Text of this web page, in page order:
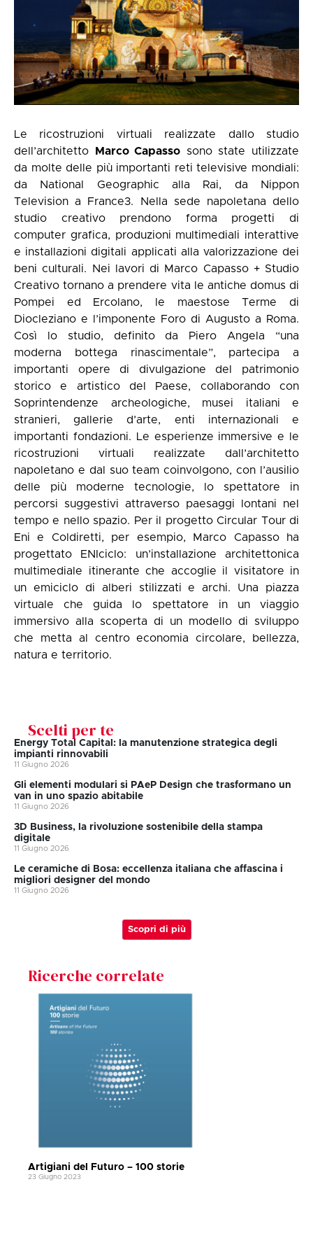
Le ricostruzioni virtuali realizzate dallo studio
dell’architetto
Marco Capasso sono state utilizzate
da molte delle più importanti reti televisive mondiali:
da National Geographic alla Rai, da Nippon
Television a France3. Nella sede napoletana dello
studio creativo prendono forma progetti di
computer grafica, produzioni multimediali interattive
e installazioni digitali applicati alla valorizzazione dei
beni culturali. Nei lavori di Marco Capasso + Studio
Creativo tornano a prendere vita le antiche domus di
Pompei ed Ercolano, le maestose Terme di
Diocleziano e l’imponente Foro di Augusto a Roma.
Così lo studio, definito da Piero Angela “una
moderna bottega rinascimentale”, partecipa a
importanti opere di divulgazione del patrimonio
storico e artistico del Paese, collaborando con
Soprintendenze archeologiche, musei italiani e
stranieri, gallerie d’arte, enti internazionali e
importanti fondazioni. Le esperienze immersive e le
ricostruzioni virtuali realizzate dall’architetto
napoletano e dal suo team coinvolgono, con l’ausilio
delle più moderne tecnologie, lo spettatore in
percorsi suggestivi attraverso paesaggi lontani nel
tempo e nello spazio. Per il progetto Circular Tour di
Eni e Coldiretti, per esempio, Marco Capasso ha
progettato ENIciclo: un’installazione architettonica
multimediale itinerante che accoglie il visitatore in
un emiciclo di alberi stilizzati e archi. Una piazza
virtuale che guida lo spettatore in un viaggio
immersivo alla scoperta di un modello di sviluppo
che metta al centro economia circolare, bellezza,
natura e territorio.
Scelti per te
Energy Total Capital: la manutenzione strategica degli
impianti rinnovabili
11 Giugno 2026
Gli elementi modulari si PAeP Design che trasformano un
van in uno spazio abitabile
11 Giugno 2026
3D Business, la rivoluzione sostenibile della stampa
digitale
11 Giugno 2026
Le ceramiche di Bosa: eccellenza italiana che affascina i
migliori designer del mondo
11 Giugno 2026
Scopri di più
Ricerche correlate
Artigiani del Futuro – 100 storie
23 Giugno 2023